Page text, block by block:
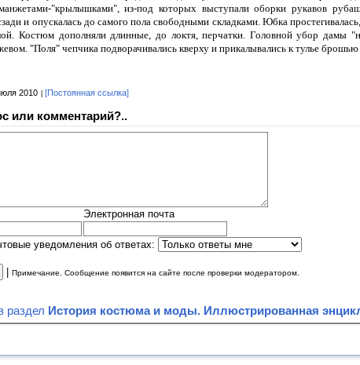
"крылышками", из-под которых выступали оборки рукавов
и опускалась до самого пола свободными складками. Юбка
Костюм дополняли длинные, до локтя, перчатки. Головной убор дамы
"Поля" чепчика подворачивались кверху и прикалывались к тулье
2010 [Постоянная ссылка]
или комментарий?..
Электронная почта
уведомления об ответах:
Примечание. Сообщение появится на сайте после проверки модератором.
раздел История костюма и моды. Иллюстрированная